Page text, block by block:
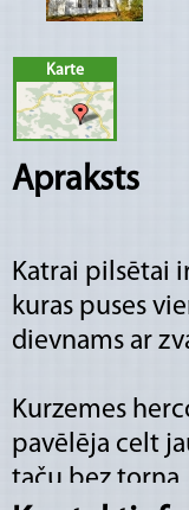
Karte
Apraksts
Katrai pilsētai
kuras puses
dievnams ar
Kurzemes
pavēlēja celt
taču bez